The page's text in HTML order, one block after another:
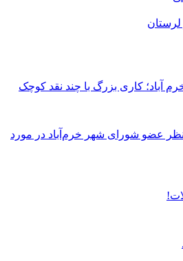
لرستان
نظر عضو شورای شهر خرم‌آباد در مورد